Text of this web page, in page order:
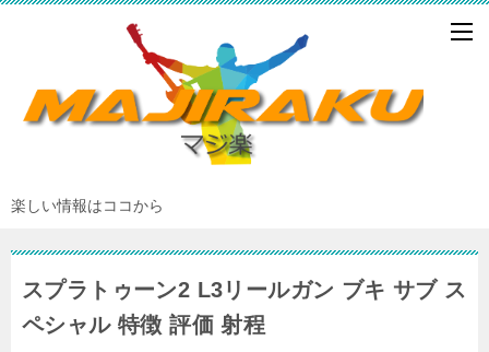
楽しい情報はココから
スプラトゥーン2 L3リールガン ブキ サブ ス
ペシャル 特徴 評価 射程